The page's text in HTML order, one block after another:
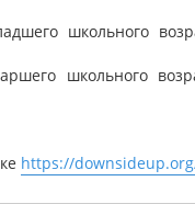
школьного
школьного
https://